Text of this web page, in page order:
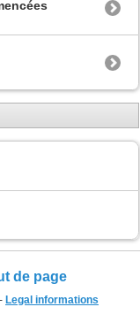
de page
Legal informations